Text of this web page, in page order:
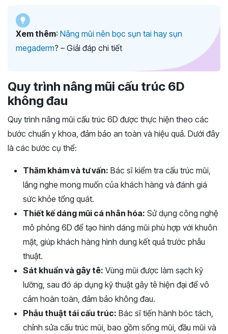
Xem thêm: Nâng mũi nên bọc sụn tai hay sụn
megaderm? – Giải đáp chi tiết
Quy trình nâng mũi cấu trúc 6D
không đau
Quy trình nâng mũi cấu trúc 6D được thực hiện theo các
bước chuẩn y khoa, đảm bảo an toàn và hiệu quả. Dưới đây
là các bước cụ thể:
Thăm khám và tư vấn: Bác sĩ kiểm tra cấu trúc mũi,
lắng nghe mong muốn của khách hàng và đánh giá
sức khỏe tổng quát.
Thiết kế dáng mũi cá nhân hóa: Sử dụng công nghệ
mô phỏng 6D để tạo hình dáng mũi phù hợp với khuôn
mặt, giúp khách hàng hình dung kết quả trước phẫu
thuật.
Sát khuẩn và gây tê: Vùng mũi được làm sạch kỹ
lưỡng, sau đó áp dụng kỹ thuật gây tê hiện đại để vô
cảm hoàn toàn, đảm bảo không đau.
Phẫu thuật tái cấu trúc: Bác sĩ tiến hành bóc tách,
chỉnh sửa cấu trúc mũi, bao gồm sống mũi, đầu mũi và